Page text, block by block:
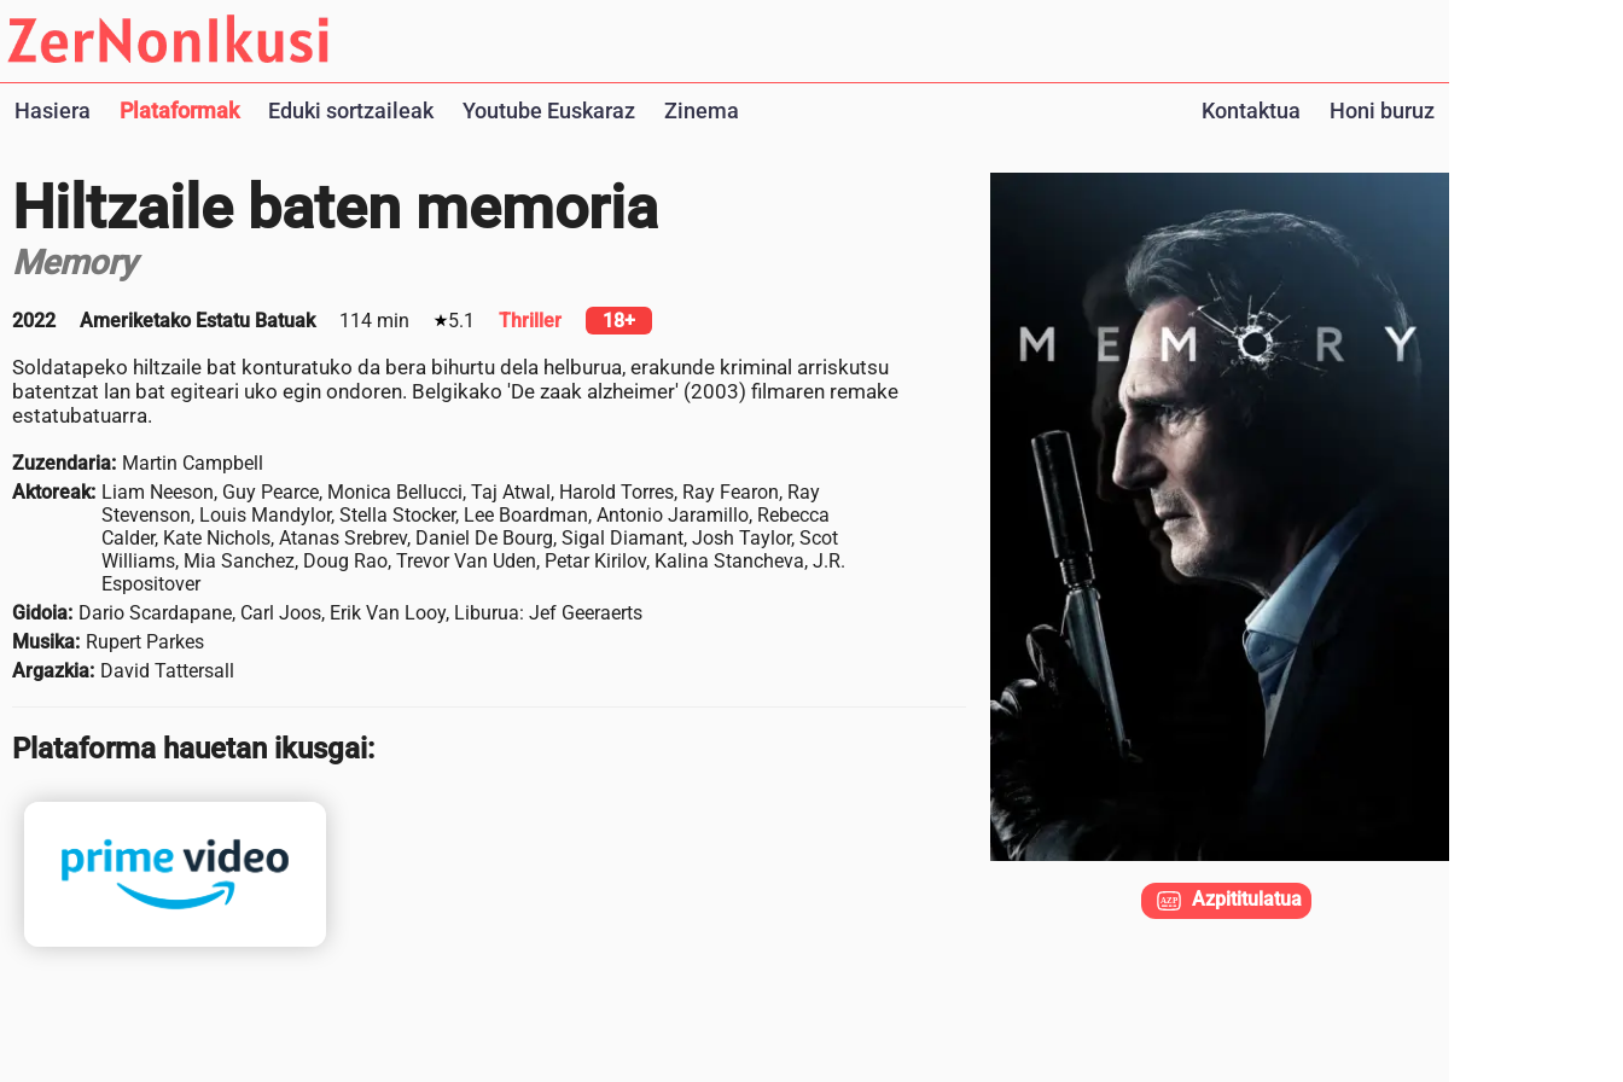
Hasiera Plataformak Eduki sortzaileak Youtube Euskaraz Zinema Kontaktua Honi buruz
Hiltzaile baten memoria
Memory
2022 Ameriketako Estatu Batuak 114 min 5.1 Thriller 18+
Soldatapeko hiltzaile bat konturatuko da bera bihurtu dela helburua, erakunde kriminal arriskutsu
batentzat lan bat egiteari uko egin ondoren. Belgikako 'De zaak alzheimer' (2003) filmaren remake
estatubatuarra.
Zuzendaria: Martin Campbell
Aktoreak: Liam Neeson, Guy Pearce, Monica Bellucci, Taj Atwal, Harold Torres, Ray Fearon, Ray
Stevenson, Louis Mandylor, Stella Stocker, Lee Boardman, Antonio Jaramillo, Rebecca
Calder, Kate Nichols, Atanas Srebrev, Daniel De Bourg, Sigal Diamant, Josh Taylor, Scot
Williams, Mia Sanchez, Doug Rao, Trevor Van Uden, Petar Kirilov, Kalina Stancheva, J.R.
Espositover
Gidoia: Dario Scardapane, Carl Joos, Erik Van Looy, Liburua: Jef Geeraerts
Musika: Rupert Parkes
Argazkia: David Tattersall
Plataforma hauetan ikusgai:
Azpititulatua